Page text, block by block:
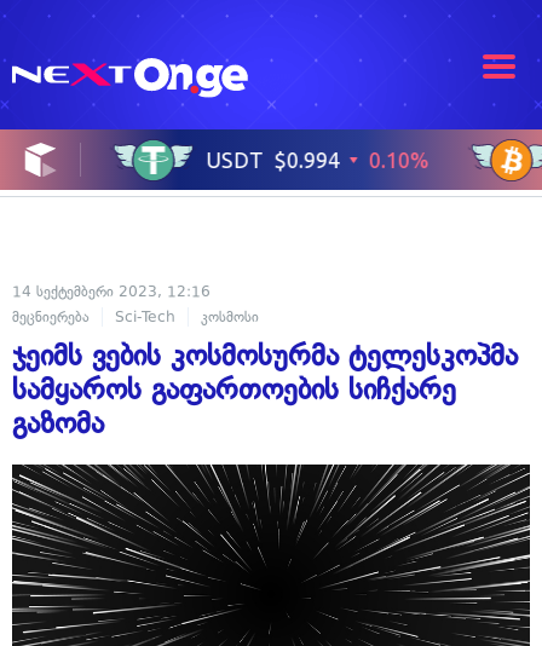
14 სექტემბერი 2023, 12:16
მეცნიერება
Sci-Tech კოსმოსი
ჯეიმს ვების კოსმოსურმა ტელესკოპმა
სამყაროს გაფართოების სიჩქარე
გაზომა